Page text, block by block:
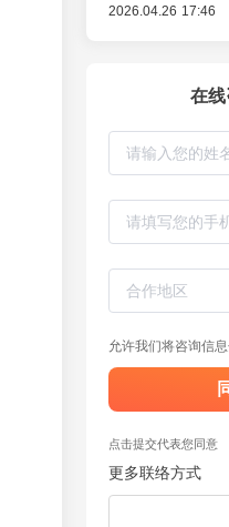
2026.04.26 17:46
在
允许我们将咨询信
点击提交代表您同意
更多联络方式